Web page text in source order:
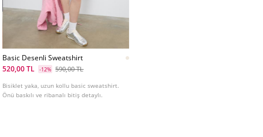
Basic Desenli Sweatshirt
520,00 TL
-12% 590,00 TL
Bisiklet yaka, uzun kollu basic sweatshirt.
Önü baskılı ve ribanalı bitiş detaylı.